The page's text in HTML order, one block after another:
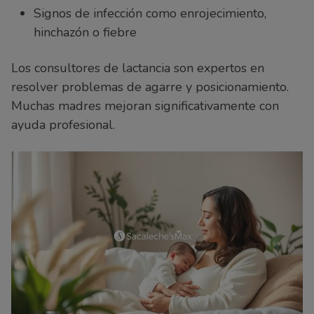
Signos de infección como enrojecimiento,
hinchazón o fiebre
Los consultores de lactancia son expertos en
resolver problemas de agarre y posicionamiento.
Muchas madres mejoran significativamente con
ayuda profesional.